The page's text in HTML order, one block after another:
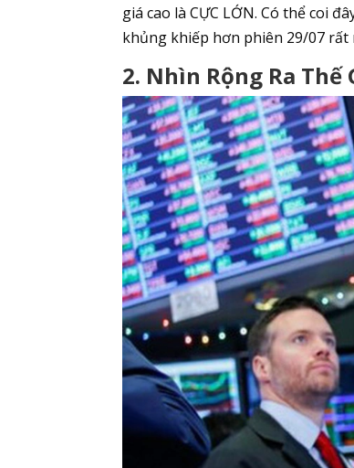
giá cao là CỰC LỚN. Có thể coi
khủng khiếp hơn phiên 29/07
2. Nhìn Rộng Ra Thế